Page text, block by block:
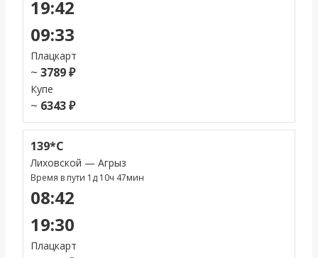
19:42
09:33
Плацкарт
~ 3789 ₽
Купе
~ 6343 ₽
139*С
Лиховской — Агрыз
Время в пути 1д 10ч 47мин
08:42
19:30
Плацкарт